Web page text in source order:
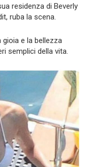
residenza di Beverly
ruba la scena.
e la bellezza
semplici della vita.